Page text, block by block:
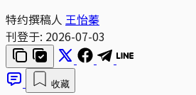
特约撰稿人 王怡蓁
刊登于: 2026-07-03
收藏